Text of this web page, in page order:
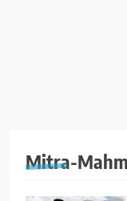
Mitra-